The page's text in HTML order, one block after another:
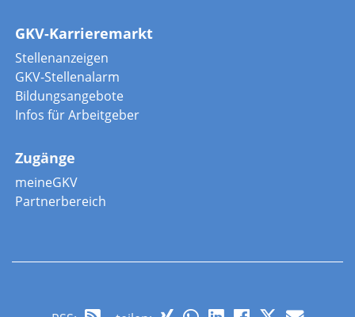
GKV-Karrieremarkt
Stellenanzeigen
GKV-Stellenalarm
Bildungsangebote
Infos für Arbeitgeber
Zugänge
meineGKV
Partnerbereich